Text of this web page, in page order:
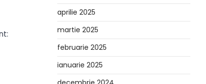
aprilie 2025
martie 2025
februarie 2025
ianuarie 2025